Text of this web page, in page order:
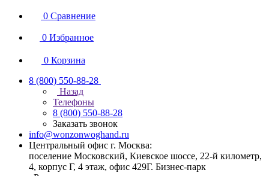
0 Сравнение
0 Избранное
0 Корзина
8 (800) 550-88-28
Назад
Телефоны
8 (800) 550-88-28
Заказать звонок
info@wonzonwoghand.ru
Центральный офис г. Москва:
поселение Московский, Киевское шоссе, 22-й километр,
4, корпус Г, 4 этаж, офис 429Г. Бизнес-парк